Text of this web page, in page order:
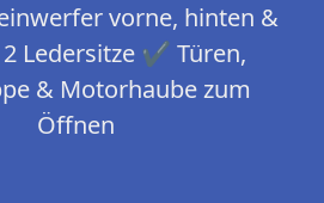
vorne, hinten &
Ledersitze ✔ Türen,
& Motorhaube zum
Öffnen